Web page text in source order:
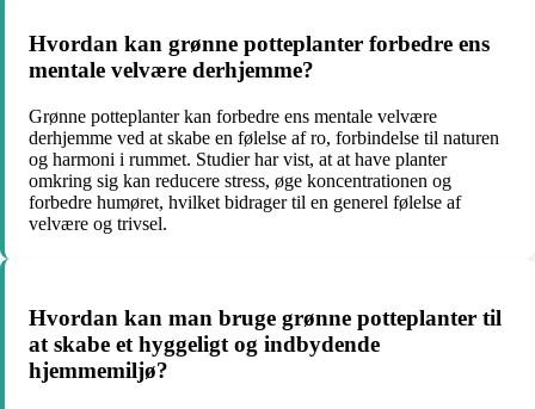
Hvordan kan grønne potteplanter forbedre ens
mentale velvære derhjemme?
Grønne potteplanter kan forbedre ens mentale velvære
derhjemme ved at skabe en følelse af ro, forbindelse til naturen
og harmoni i rummet. Studier har vist, at at have planter
omkring sig kan reducere stress, øge koncentrationen og
forbedre humøret, hvilket bidrager til en generel følelse af
velvære og trivsel.
Hvordan kan man bruge grønne potteplanter til
at skabe et hyggeligt og indbydende
hjemmemiljø?